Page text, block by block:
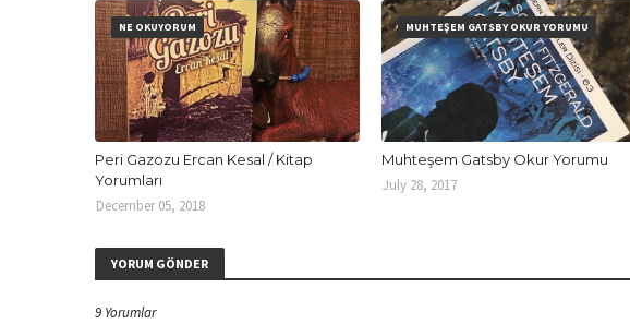
NE OKUYORUM
Peri Gazozu Ercan Kesal / Kitap
Yorumları
December 05, 2018
MUHTEŞEM GATSBY OKUR YORUMU
Muhteşem Gatsby Okur Yorumu
July 28, 2017
YORUM GÖNDER
9 Yorumlar